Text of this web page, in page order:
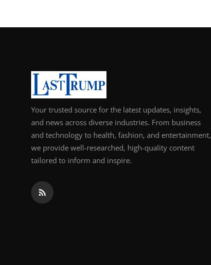
Your trusted source for the latest updates, insights,
and news across diverse industries. From business
and technology to health, fashion, and entertainment,
we provide well-researched, high-quality content
tailored to inform and inspire.